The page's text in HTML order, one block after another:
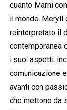
quanto Marni
il mondo. Meryll
reinterpretato il
contemporanea
i suoi aspetti,
comunicazione
avanti con
che mettono da